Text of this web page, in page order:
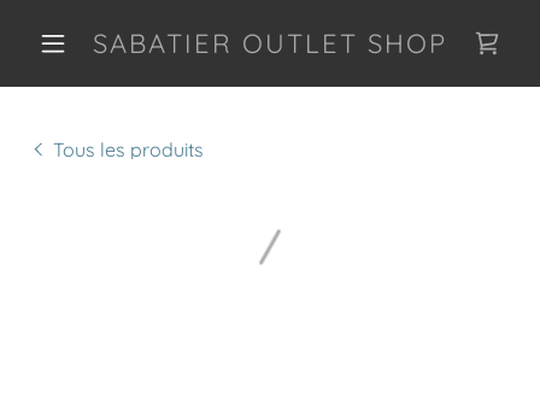
SABATIER OUTLET SHOP
Tous les produits